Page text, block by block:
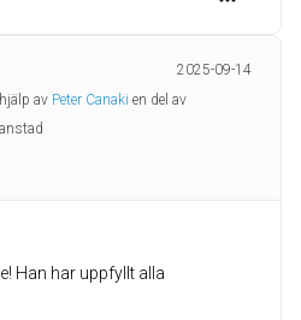
2025-09-14
av Peter Canaki en del av
Han har uppfyllt alla